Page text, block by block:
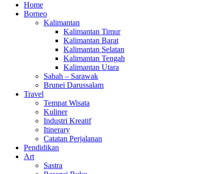
Home
Borneo
Kalimantan
Kalimantan Timur
Kalimantan Barat
Kalimantan Selatan
Kalimantan Tengah
Kalimantan Utara
Sabah – Sarawak
Brunei Darussalam
Travel
Tempat Wisata
Kuliner
Industri Kreatif
Itinerary
Catatan Perjalanan
Pendidikan
Art
Sastra